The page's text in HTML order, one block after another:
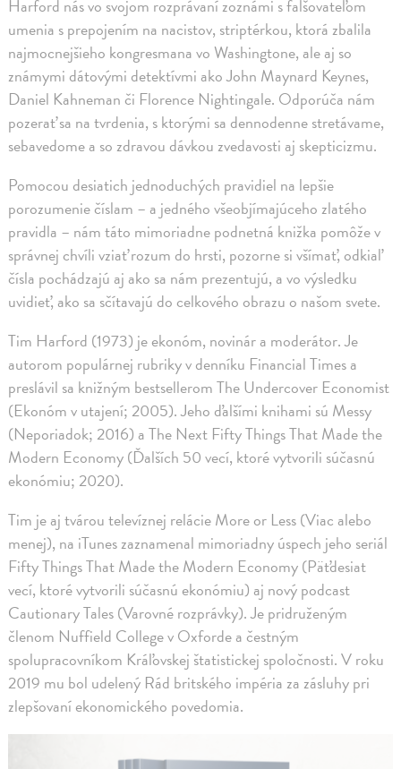
Harford nás vo svojom rozprávaní zoznámi s falšovateľom
umenia s prepojením na nacistov, striptérkou, ktorá zbalila
najmocnejšieho kongresmana vo Washingtone, ale aj so
známymi dátovými detektívmi ako John Maynard Keynes,
Daniel Kahneman či Florence Nightingale. Odporúča nám
pozerať sa na tvrdenia, s ktorými sa dennodenne stretávame,
sebavedome a so zdravou dávkou zvedavosti aj skepticizmu.
Pomocou desiatich jednoduchých pravidiel na lepšie
porozumenie číslam – a jedného všeobjímajúceho zlatého
pravidla – nám táto mimoriadne podnetná knižka pomôže v
správnej chvíli vziať rozum do hrsti, pozorne si všímať, odkiaľ
čísla pochádzajú aj ako sa nám prezentujú, a vo výsledku
uvidieť, ako sa sčítavajú do celkového obrazu o našom svete.
Tim Harford (1973) je ekonóm, novinár a moderátor. Je
autorom populárnej rubriky v denníku Financial Times a
preslávil sa knižným bestsellerom The Undercover Economist
(Ekonóm v utajení; 2005). Jeho ďalšími knihami sú Messy
(Neporiadok; 2016) a The Next Fifty Things That Made the
Modern Economy (Ďalších 50 vecí, ktoré vytvorili súčasnú
ekonómiu; 2020).
Tim je aj tvárou televíznej relácie More or Less (Viac alebo
menej), na iTunes zaznamenal mimoriadny úspech jeho seriál
Fifty Things That Made the Modern Economy (Päťdesiat
vecí, ktoré vytvorili súčasnú ekonómiu) aj nový podcast
Cautionary Tales (Varovné rozprávky). Je pridruženým
členom Nuffield College v Oxforde a čestným
spolupracovníkom Kráľovskej štatistickej spoločnosti. V roku
2019 mu bol udelený Rád britského impéria za zásluhy pri
zlepšovaní ekonomického povedomia.